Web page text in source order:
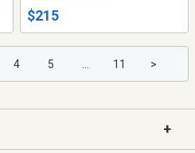
$215
4 5 11 >
+